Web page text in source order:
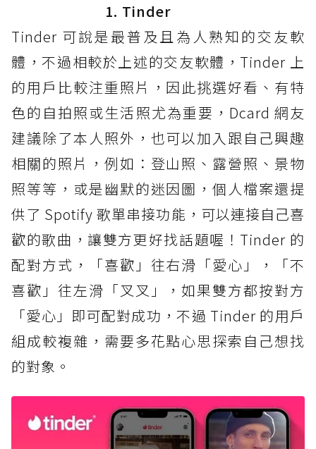
1. Tinder
Tinder 可說是最普及且為人熟知的交友軟
體，不過相較於上述的交友軟體，Tinder 上
的用戶比較注重照片，因此挑選好看、有特
色的自拍照或生活照尤為重要，Dcard 網友
建議除了本人照外，也可以加入跟自己興趣
相關的照片，例如：登山照、露營照、景物
照等等，或是幽默的迷因圖，個人檔案還提
供了 Spotify 歌單串接功能，可以連接自己喜
歡的歌曲，讓雙方更好找話題喔！Tinder 的
配對方式，「喜歡」往右滑「愛心」，「不
喜歡」往左滑「叉叉」，如果雙方都按對方
「愛心」即可配對成功，不過 Tinder 的用戶
組成較複雜，需要多花點心思探索自己想找
的對象。